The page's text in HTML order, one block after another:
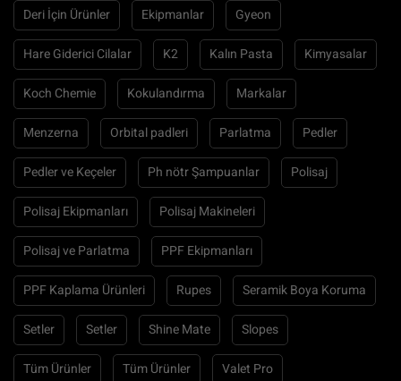
Deri İçin Ürünler Ekipmanlar Gyeon
Hare Giderici Cilalar K2 Kalın Pasta Kimyasalar
Koch Chemie Kokulandırma Markalar
Menzerna Orbital padleri Parlatma Pedler
Pedler ve Keçeler Ph nötr Şampuanlar Polisaj
Polisaj Ekipmanları Polisaj Makineleri
Polisaj ve Parlatma PPF Ekipmanları
PPF Kaplama Ürünleri Rupes Seramik Boya Koruma
Setler Setler Shine Mate Slopes
Tüm Ürünler Tüm Ürünler Valet Pro